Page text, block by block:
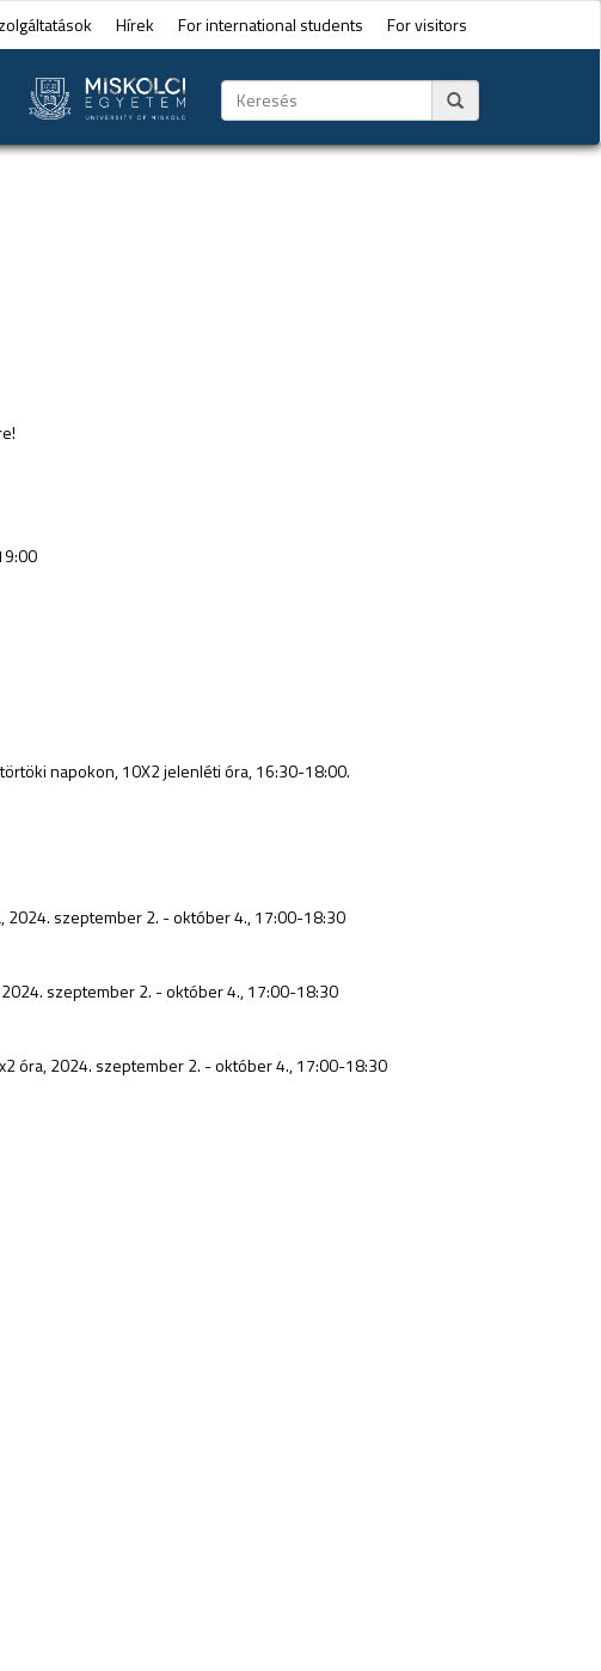
Hírek For international students For visitors
napokon, 10X2 jelenléti óra, 16:30-18:00.
2024. szeptember 2. - október 4., 17:00-18:30
szeptember 2. - október 4., 17:00-18:30
óra, 2024. szeptember 2. - október 4., 17:00-18:30